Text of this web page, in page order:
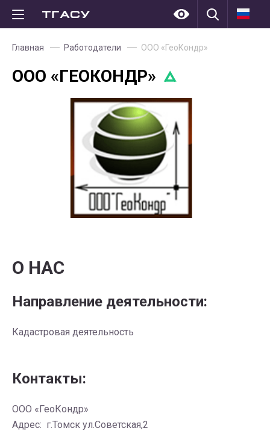
Главная Работодатели ООО «ГеоКондр»
ООО «ГЕОКОНДР»
О НАС
Направление деятельности:
Кадастровая деятельность
Контакты:
ООО «ГеоКондр»
Адрес: г.Томск ул.Советская,2